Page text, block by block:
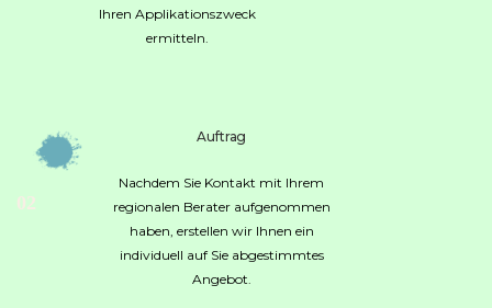
Ihren Applikationszweck
ermitteln.
02
Auftrag
Nachdem Sie Kontakt mit Ihrem
regionalen Berater aufgenommen
haben, erstellen wir Ihnen ein
individuell auf Sie abgestimmtes
Angebot.